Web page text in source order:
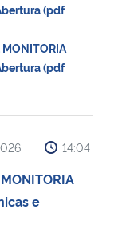
(pdf
(pdf
14:04
e